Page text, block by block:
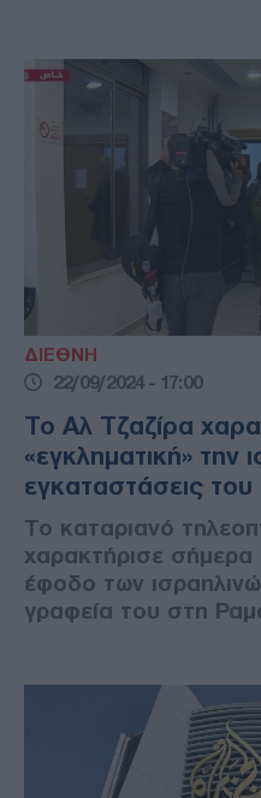
ΔΙΕΘΝΗ
22/09/2024 - 17:00
Το Αλ Τζαζίρα
«εγκληματική» την
εγκαταστάσεις του
Το καταριανό
χαρακτήρισε σήμερα
έφοδο των
γραφεία του στη